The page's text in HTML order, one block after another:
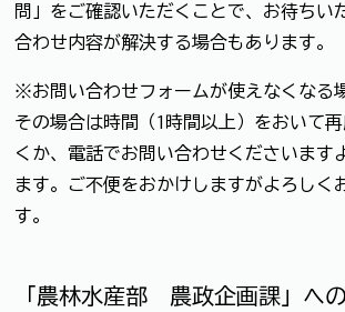
問」をご確認いただくことで、お待ちい
合わせ内容が解決する場合もあります。
※お問い合わせフォームが使えなくなる
その場合は時間（1時間以上）をおいて
くか、電話でお問い合わせくださいます
ます。ご不便をおかけしますがよろしく
す。
「農林水産部 農政企画課」へ